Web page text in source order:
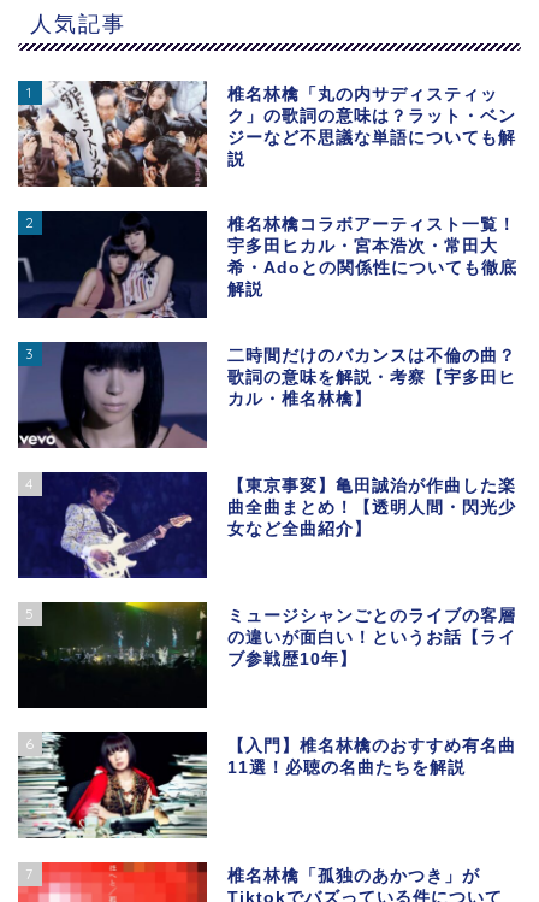
人気記事
1
椎名林檎「丸の内サディスティッ
ク」の歌詞の意味は？ラット・ベン
ジーなど不思議な単語についても解
説
2
椎名林檎コラボアーティスト一覧！
宇多田ヒカル・宮本浩次・常田大
希・Adoとの関係性についても徹底
解説
3
二時間だけのバカンスは不倫の曲？
歌詞の意味を解説・考察【宇多田ヒ
カル・椎名林檎】
4
【東京事変】亀田誠治が作曲した楽
曲全曲まとめ！【透明人間・閃光少
女など全曲紹介】
5
ミュージシャンごとのライブの客層
の違いが面白い！というお話【ライ
ブ参戦歴10年】
6
【入門】椎名林檎のおすすめ有名曲
11選！必聴の名曲たちを解説
7
椎名林檎「孤独のあかつき」が
Tiktokでバズっている件について